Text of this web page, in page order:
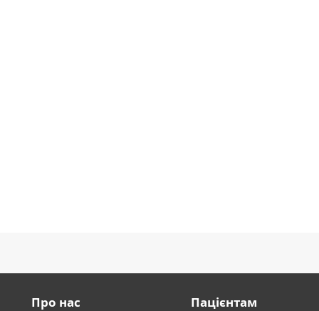
Про нас Пацієнтам